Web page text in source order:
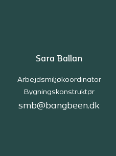
Sara Ballan
Arbejdsmiljøkoordinator
Bygningskonstruktør
smb@bangbeen.dk